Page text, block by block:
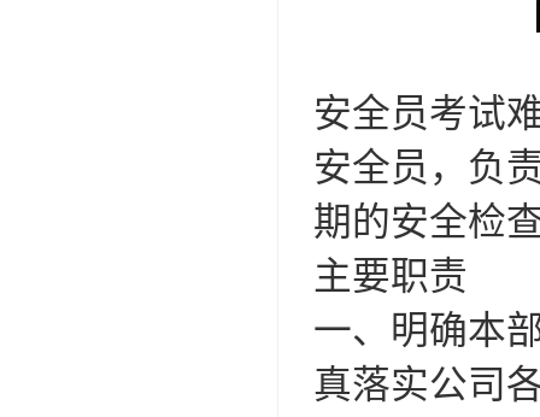
安全员考试
安全员，负
期的安全检
主要职责
一、明确本
真落实公司